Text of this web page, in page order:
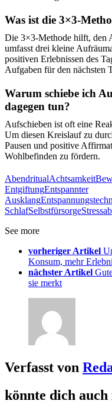
Was ist die 3×3-
Die 3×3-Methode hilft, den
umfasst drei kleine
positiven Erlebnissen des
Aufgaben für den nächsten
Warum schiebe ich
dagegen tun?
Aufschieben ist oft eine
Um diesen Kreislauf zu
Pausen und positive
Wohlbefinden zu fördern.
AbendritualAchtsamkeit
EntgiftungEntspannter
Ausklang
SchlafSelbstfürsorge
See more
vorheriger Artikel
Konsum, mehr
nächster Artikel
sie merkt
Verfasst von
könnte dich auch